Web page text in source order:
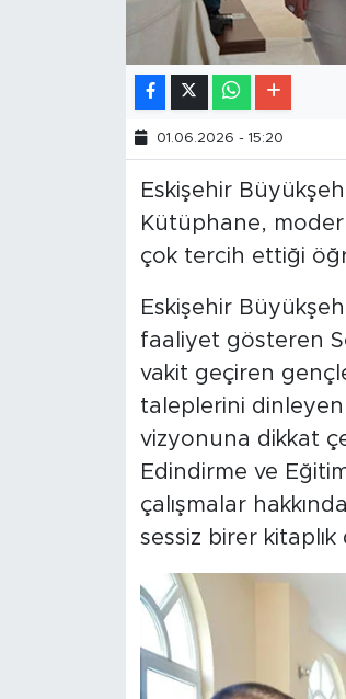
01.06.2026 - 15:20
Eskişehir
Kütüphane,
çok tercih ettiği
Eskişehir
faaliyet gösteren
vakit geçiren
taleplerini
vizyonuna dikkat
Edindirme ve
çalışmalar
sessiz birer